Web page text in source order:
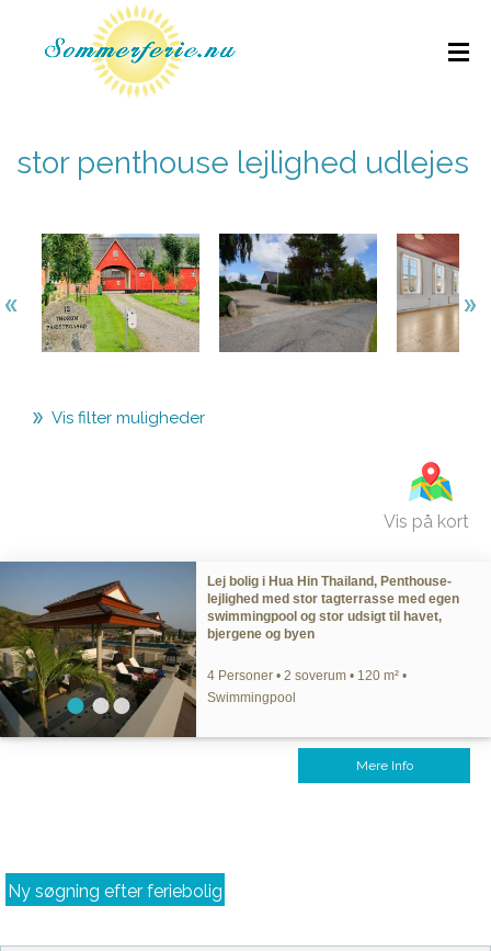
stor penthouse lejlighed udlejes
Vis filter muligheder
Vis på kort
Lej bolig i Hua Hin Thailand, Penthouse-
lejlighed med stor tagterrasse med egen
swimmingpool og stor udsigt til havet,
bjergene og byen
4 Personer • 2 soverum • 120 m² •
Swimmingpool
Mere Info
Ny søgning efter feriebolig